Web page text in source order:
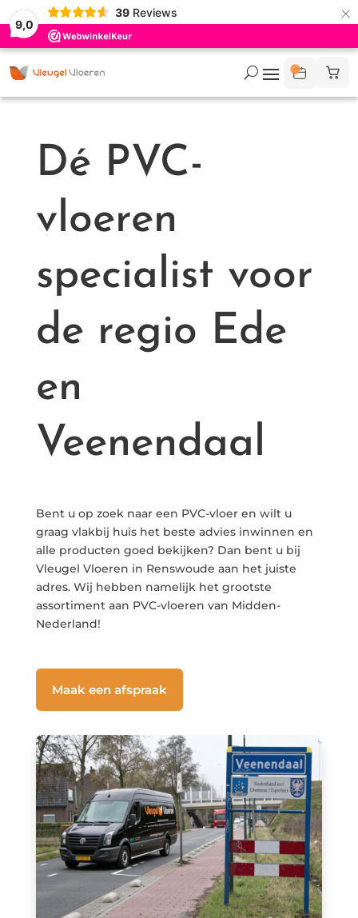
9,0
39 Reviews ×
Dé PVC-
vloeren
specialist voor
de regio Ede
en
Veenendaal
Bent u op zoek naar een PVC-vloer en wilt u
graag vlakbij huis het beste advies inwinnen en
alle producten goed bekijken? Dan bent u bij
Vleugel Vloeren in Renswoude aan het juiste
adres. Wij hebben namelijk het grootste
assortiment aan PVC-vloeren van Midden-
Nederland!
Maak een afspraak